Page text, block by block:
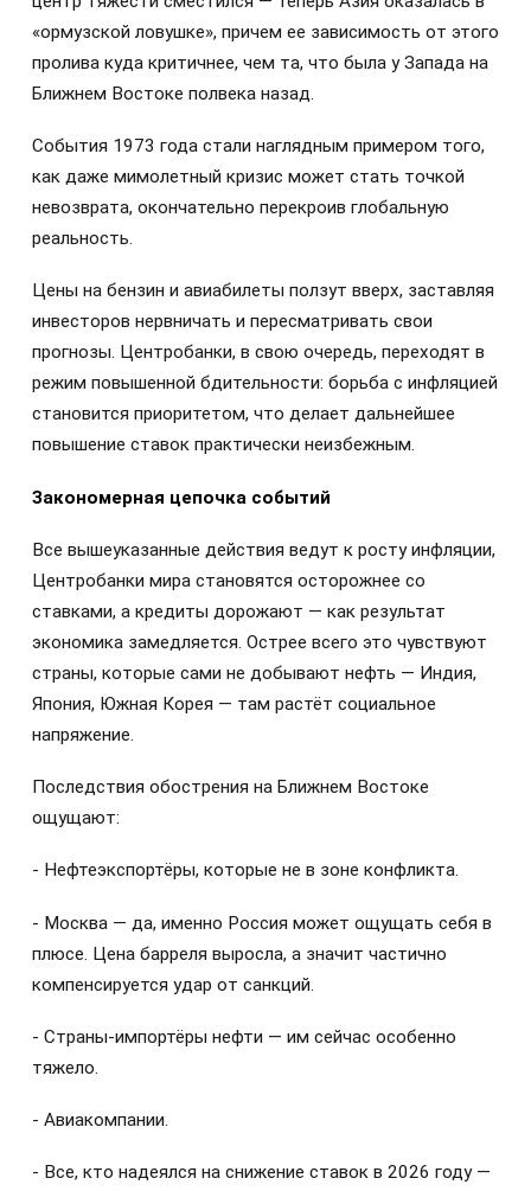
«ормузской ловушке», причем ее зависимость от этого
пролива куда критичнее, чем та, что была у Запада на
Ближнем Востоке полвека назад.
События 1973 года стали наглядным примером того,
как даже мимолетный кризис может стать точкой
невозврата, окончательно перекроив глобальную
реальность.
Цены на бензин и авиабилеты ползут вверх, заставляя
инвесторов нервничать и пересматривать свои
прогнозы. Центробанки, в свою очередь, переходят в
режим повышенной бдительности: борьба с инфляцией
становится приоритетом, что делает дальнейшее
повышение ставок практически неизбежным.
Закономерная цепочка событий
Все вышеуказанные действия ведут к росту инфляции,
Центробанки мира становятся осторожнее со
ставками, а кредиты дорожают — как результат
экономика замедляется. Острее всего это чувствуют
страны, которые сами не добывают нефть — Индия,
Япония, Южная Корея — там растёт социальное
напряжение.
Последствия обострения на Ближнем Востоке
ощущают:
- Нефтеэкспортёры, которые не в зоне конфликта.
- Москва — да, именно Россия может ощущать себя в
плюсе. Цена барреля выросла, а значит частично
компенсируется удар от санкций.
- Страны-импортёры нефти — им сейчас особенно
тяжело.
- Авиакомпании.
- Все, кто надеялся на снижение ставок в 2026 году —